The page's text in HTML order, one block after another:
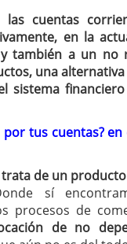
en 2026?
cuentas
en la
también a un no
una
sistema
tus cuentas?
trata de un
sí
procesos de
de no